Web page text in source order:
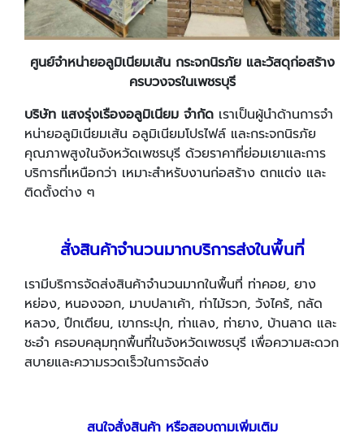
ศูนย์จำหน่ายอลูมิเนียมเส้น กระจกนิรภัย และวัสดุก่อสร้าง
ครบวงจรในเพชรบุรี
บริษัท แสงรุ่งเรืองอลูมิเนียม จำกัด เราเป็นผู้นำด้านการจำ
หน่ายอลูมิเนียมเส้น อลูมิเนียมโปรไฟล์ และกระจกนิรภัย
คุณภาพสูงในจังหวัดเพชรบุรี ด้วยราคาที่ย่อมเยาและการ
บริการที่เหนือกว่า เหมาะสำหรับงานก่อสร้าง ตกแต่ง และ
ติดตั้งต่าง ๆ
สั่งสินค้าจำนวนมากบริการส่งในพื้นที่
เรามีบริการจัดส่งสินค้าจำนวนมากในพื้นที่ ท่าคอย, ยาง
หย่อง, หนองจอก, มาบปลาเค้า, ท่าไม้รวก, วังไคร้, กลัด
หลวง, ปึกเตียน, เขากระปุก, ท่าแลง, ท่ายาง, บ้านลาด และ
ชะอำ ครอบคลุมทุกพื้นที่ในจังหวัดเพชรบุรี เพื่อความสะดวก
สบายและความรวดเร็วในการจัดส่ง
สนใจสั่งสินค้า หรือสอบถามเพิ่มเติม